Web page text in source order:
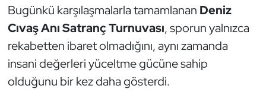
Bugünkü karşılaşmalarla tamamlanan Deniz
Cıvaş Anı Satranç Turnuvası, sporun yalnızca
rekabetten ibaret olmadığını, aynı zamanda
insani değerleri yüceltme gücüne sahip
olduğunu bir kez daha gösterdi.
Triatlon
Voleybol
Vücut Geliştirme Fitness